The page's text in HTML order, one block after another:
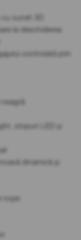
sunet 3D
la deschiderea
controlată prin
stopuri LED și
dinamică și
roșie